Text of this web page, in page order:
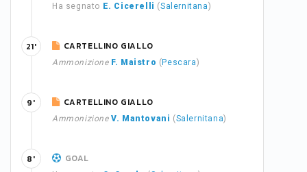
Ha segnato E. Cicerelli (Salernitana)
CARTELLINO GIALLO
Ammonizione F. Maistro ( Pescara)
21'
CARTELLINO GIALLO
Ammonizione V. Mantovani (Salernitana)
9'
GOAL
8'